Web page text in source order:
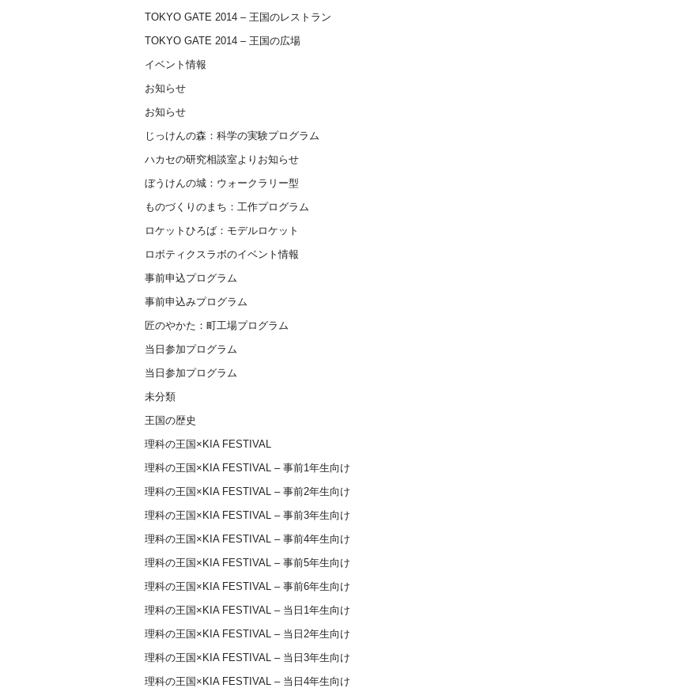
TOKYO GATE 2014 – 王国のレストラン
TOKYO GATE 2014 – 王国の広場
イベント情報
お知らせ
お知らせ
じっけんの森：科学の実験プログラム
ハカセの研究相談室よりお知らせ
ぼうけんの城：ウォークラリー型
ものづくりのまち：工作プログラム
ロケットひろば：モデルロケット
ロボティクスラボのイベント情報
事前申込プログラム
事前申込みプログラム
匠のやかた：町工場プログラム
当日参加プログラム
当日参加プログラム
未分類
王国の歴史
理科の王国×KIA FESTIVAL
理科の王国×KIA FESTIVAL – 事前1年生向け
理科の王国×KIA FESTIVAL – 事前2年生向け
理科の王国×KIA FESTIVAL – 事前3年生向け
理科の王国×KIA FESTIVAL – 事前4年生向け
理科の王国×KIA FESTIVAL – 事前5年生向け
理科の王国×KIA FESTIVAL – 事前6年生向け
理科の王国×KIA FESTIVAL – 当日1年生向け
理科の王国×KIA FESTIVAL – 当日2年生向け
理科の王国×KIA FESTIVAL – 当日3年生向け
理科の王国×KIA FESTIVAL – 当日4年生向け